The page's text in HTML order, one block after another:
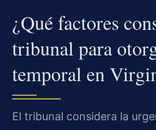
¿Qué factores
tribunal para
temporal en
El tribunal considera la